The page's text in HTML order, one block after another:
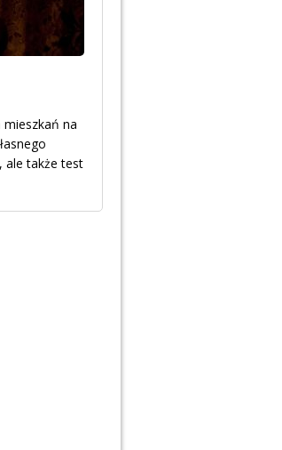
mieszkań na
ale także test